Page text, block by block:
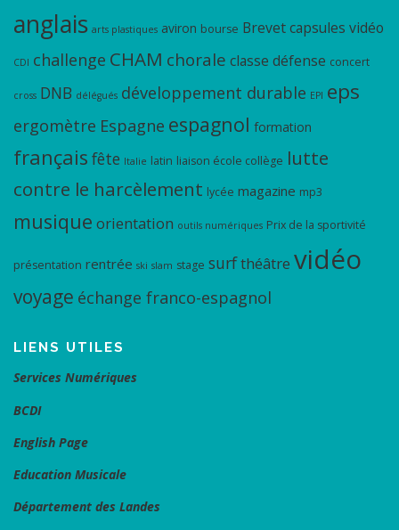
anglais arts plastiques aviron bourse Brevetcapsules vidéo
CDI challenge CHAM chorale classe défense concert
cross DNB délégués développement durable EPI eps
ergomètre Espagne espagnol formation
français fête Italie latin liaison école collège lutte
contre le harcèlement lycée magazine mp3
musique orientation outils numériques Prix de la sportivité
présentation rentrée ski slam stage surfthéâtre vidéo
voyage échange franco-espagnol
LIENS UTILES
Services Numériques
BCDI
English Page
Education Musicale
Département des Landes